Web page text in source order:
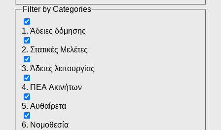
Filter by Categories
1. Άδειες δόμησης
2. Στατικές Μελέτες
3. Άδειες λειτουργίας
4. ΠΕΑ Ακινήτων
5. Αυθαίρετα
6. Νομοθεσία